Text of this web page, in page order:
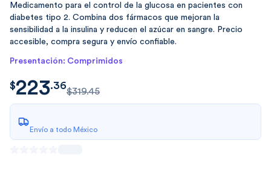
Medicamento para el control de la glucosa en pacientes con
diabetes tipo 2. Combina dos fármacos que mejoran la
sensibilidad a la insulina y reducen el azúcar en sangre. Precio
accesible, compra segura y envío confiable.
Presentación: Comprimidos
$223.3671
$223.36
$319.45
Envío a todo México